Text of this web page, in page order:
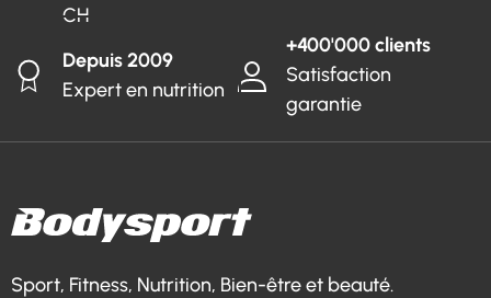
CH
Depuis 2009
Expert en nutrition
+400'000 clients
Satisfaction
garantie
Sport, Fitness, Nutrition, Bien-être et beauté.